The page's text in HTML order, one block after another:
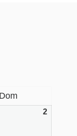
Dom
2